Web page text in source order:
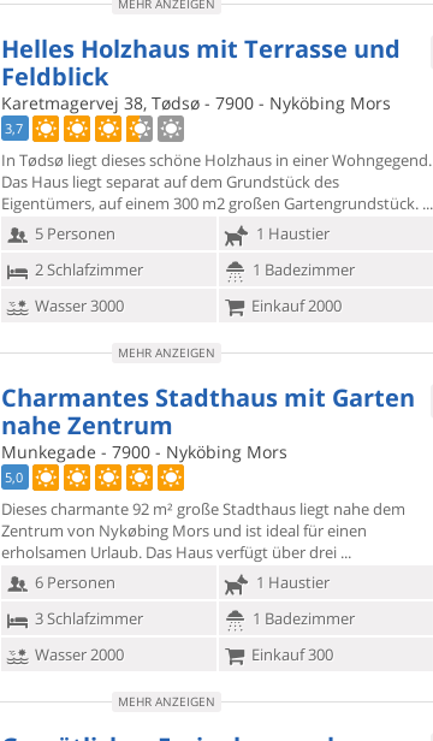
MEHR ANZEIGEN
Helles Holzhaus mit Terrasse und
Feldblick
Karetmagervej 38, Tødsø - 7900 - Nyköbing Mors
3,7
In Tødsø liegt dieses schöne Holzhaus in einer Wohngegend.
Das Haus liegtseparat auf dem Grundstück des
Eigentümers, auf einem 300 m2 großen Gartengrundstück.
5 Personen
1 Haustier
2 Schlafzimmer
1 Badezimmer
Wasser 3000
Einkauf 2000
MEHR ANZEIGEN
Charmantes Stadthaus mit Garten
nahe Zentrum
Munkegade - 7900 - Nyköbing Mors
5,0
Dieses charmante 92 m² große Stadthaus liegt nahe dem
Zentrum von Nykøbing Mors und ist ideal für einen
erholsamen Urlaub. Das Haus verfügt über drei
6 Personen
1 Haustier
3 Schlafzimmer
1 Badezimmer
Wasser 2000
Einkauf 300
MEHR ANZEIGEN